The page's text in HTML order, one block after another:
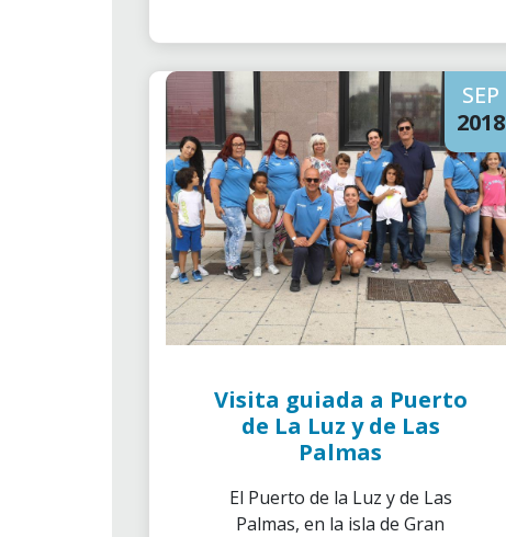
SEP
2018
Visita guiada a Puerto
de La Luz y de Las
Palmas
El Puerto de la Luz y de Las
Palmas, en la isla de Gran